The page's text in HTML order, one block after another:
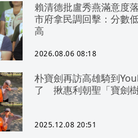
賴清德批盧秀燕滿意度
市府拿民調回擊：分數
高
2026.08.06 08:18
朴寶劍再訪高雄騎到
了 揪惠利朝聖「寶劍
2025.12.08 20:51